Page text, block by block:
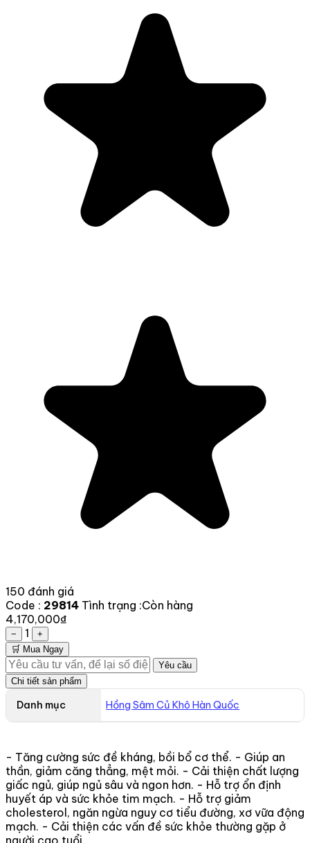
150 đánh giá
Code : 29814 Tình trạng :Còn hàng
4,170,000₫
− 1
+
🛒 Mua Ngay
Yêu cầu
Chi tiết sản phẩm
Danh mục Hồng Sâm Củ Khô Hàn Quốc
- Tăng cường sức đề kháng, bồi bổ cơ thể. - Giúp an
thần, giảm căng thẳng, mệt mỏi. - Cải thiện chất lượng
giấc ngủ, giúp ngủ sâu và ngon hơn. - Hỗ trợ ổn định
huyết áp và sức khỏe tim mạch. - Hỗ trợ giảm
cholesterol, ngăn ngừa nguy cơ tiểu đường, xơ vữa động
mạch. - Cải thiện các vấn đề sức khỏe thường gặp ở
người cao tuổi.